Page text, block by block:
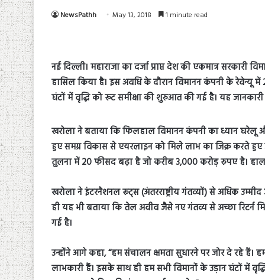
NewsPathh May 13, 2018 1 minute read
नई दिल्ली। महाराजा का दर्जा प्राप्त देश की एकमात्र सरकारी
हासिल किया है। इस अवधि के दौरान विमानन कंपनी के रेवेन्यू
घंटों में वृद्धि को रूट समीक्षा की शुरुआत की गई है। यह
खरोला ने बताया कि फिलहाल विमानन कंपनी का ध्यान घरेलू
हुए समग्र विकास से एयरलाइन को मिले लाभ का जिक्र करते हुए
तुलना में 20 फीसद बढ़ा है जो करीब 3,000 करोड़ रुपए है।
खरोला ने इंटरनैशनल रूट्स (अंतरराष्ट्रीय गंतव्यों) से अधिक
ही यह भी बताया कि तेल अवीव जैसे नए गंतव्य से अच्छा रिटर्न
गई है।
उन्होंने आगे कहा, “हम संचालन क्षमता सुधारने पर जोर दे रहे
लाभकारी हैं। इसके साथ ही हम सभी विमानों के उड़ान घंटों में